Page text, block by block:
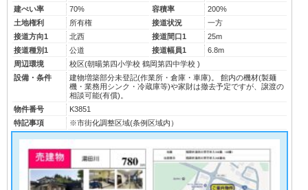
建ぺい率 70% 容積率
200%
土地権利
所有権 接道状況
一方
接道方向1
北西 接道間口1
25m
接道種別1
公道 接道幅員1
6.8m
周辺環境
校区(朝暘第四小学校 鶴岡第四中学校 )
設備・条件
建物増築部分未登記(作業所・倉庫・車庫)。 館内の機材(製麺
機・業務用シンク・冷蔵庫等)や家財は撤去予定ですが、譲渡の
相談可能(有償)。
物件番号
K3851
特記事項
※市街化調整区域(条例区域内）